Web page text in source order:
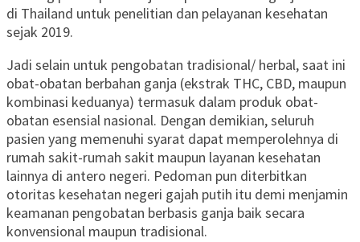
di Thailand untuk penelitian dan pelayanan kesehatan
sejak 2019.
Jadi selain untuk pengobatan tradisional/ herbal, saat ini
obat-obatan berbahan ganja (ekstrak THC, CBD, maupun
kombinasi keduanya) termasuk dalam produk obat-
obatan esensial nasional. Dengan demikian, seluruh
pasien yang memenuhi syarat dapat memperolehnya di
rumah sakit-rumah sakit maupun layanan kesehatan
lainnya di antero negeri. Pedoman pun diterbitkan
otoritas kesehatan negeri gajah putih itu demi menjamin
keamanan pengobatan berbasis ganja baik secara
konvensional maupun tradisional.